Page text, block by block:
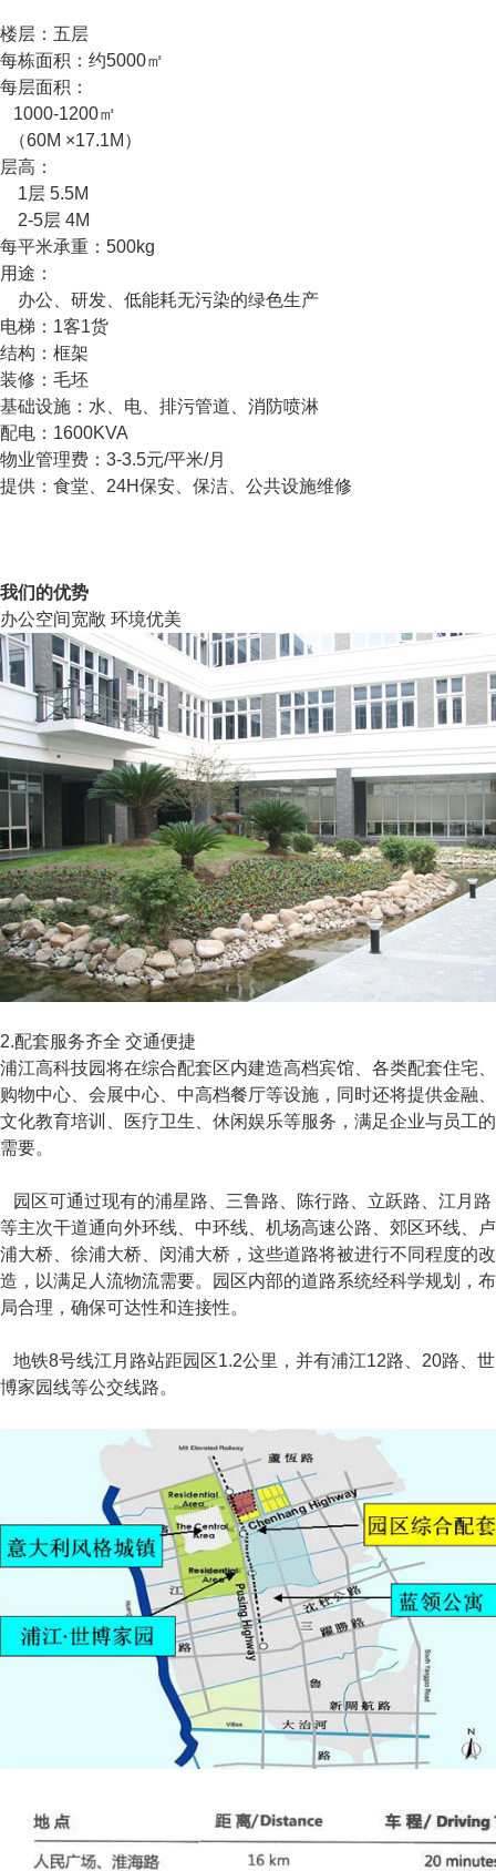
楼层：五层
每栋面积：约5000㎡
每层面积：
1000-1200㎡
（60M ×17.1M）
层高：
1层 5.5M
2-5层 4M
每平米承重：500kg
用途：
办公、研发、低能耗无污染的绿色生产
电梯：1客1货
结构：框架
装修：毛坯
基础设施：水、电、排污管道、消防喷淋
配电：1600KVA
物业管理费：3-3.5元/平米/月
提供：食堂、24H保安、保洁、公共设施维修
我们的优势
办公空间宽敞 环境优美
2.配套服务齐全 交通便捷
浦江高科技园将在综合配套区内建造高档宾馆、各类配套住宅、
购物中心、会展中心、中高档餐厅等设施，同时还将提供金融、
文化教育培训、医疗卫生、休闲娱乐等服务，满足企业与员工的
需要。
园区可通过现有的浦星路、三鲁路、陈行路、立跃路、江月路
等主次干道通向外环线、中环线、机场高速公路、郊区环线、卢
浦大桥、徐浦大桥、闵浦大桥，这些道路将被进行不同程度的改
造，以满足人流物流需要。园区内部的道路系统经科学规划，布
局合理，确保可达性和连接性。
地铁8号线江月路站距园区1.2公里，并有浦江12路、20路、世
博家园线等公交线路。